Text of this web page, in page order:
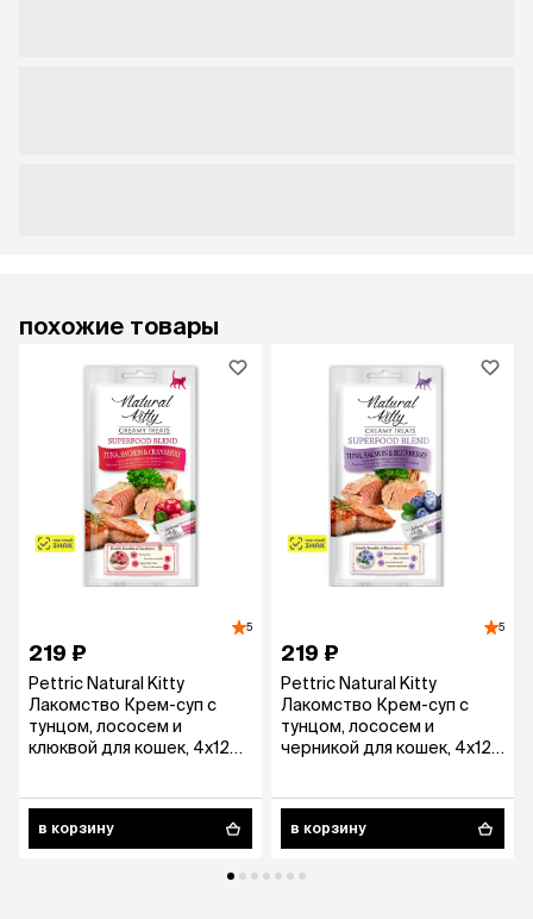
похожие товары
5
219 ₽
Pettric Natural Kitty
Лакомство Крем-суп с
тунцом, лососем и
клюквой для кошек, 4х12
в корзину
5
219 ₽
Pettric Natural Kitty
Лакомство Крем-суп с
тунцом, лососем и
черникой для кошек, 4х12
в корзину